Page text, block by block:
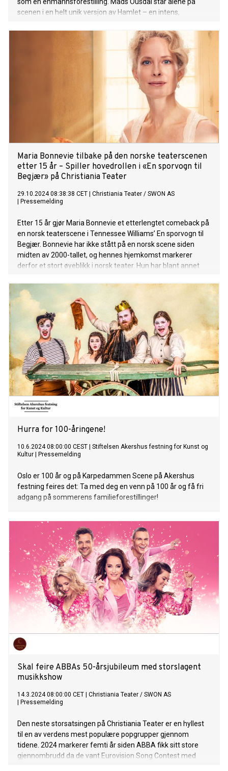
som en énmannsforestilling. Mads Ousdal står alene på
scenen i en helt unik versjon av Hamlet – en intens,
setter skuespilleren på prøve. Med Erik Ulfsby på regi gir
Christiania Teater en helt ny retning for Shakespeares
tidløse tragedie i det Ousdal omtaler som den mest
krevende oppgaven han noen gang har hatt. Forestillingen
har premiere 11. september.
Maria Bonnevie tilbake på den norske teaterscenen
etter 15 år – Spiller hovedrollen i «En sporvogn til
Begjær» på Christiania Teater
29.10.2024 08:38:38 CET
Christiania Teater / SWON AS
Pressemelding
Etter 15 år gjør Maria Bonnevie et etterlengtet comeback på
en norsk teaterscene i Tennessee Williams’ En sporvogn til
Begjær. Bonnevie har ikke stått på en norsk scene siden
midten av 2000-tallet, og hennes hjemkomst markerer
derfor et stort øyeblikk i norsk teater. Hun har blant annet
Julie på Dramaten i Stockholm, der hun er ansatt, i tillegg til
kritikerroste filmroller. Nå vender hun tilbake til moderlandet
for å portrettere Blanche DuBois, en av teaterhistoriens
mest krevende kvinneskikkelser, når klassikeren har
premiere på Christiania Teater 19. februar.
Hurra for 100-åringene!
10.6.2024 08:00:00 CEST
Stiftelsen Akershus festning for Kunst og
Kultur
Pressemelding
Oslo er 100 år og på Karpedammen Scene på Akershus
festning feires det: Ta med deg en venn på 100 år og få fri
adgang på sommerens familieforestillinger!
Skal feire ABBAs 50-årsjubileum med storslagent
musikkshow
14.3.2024 08:00:00 CET
Christiania Teater / SWON AS
Pressemelding
Den neste storsatsingen på Christiania Teater er en hyllest
til en av verdens mest populære popgrupper gjennom
tidene. 2024 markerer femti år siden ABBA fikk sitt store
gjennombrudd da de vant Eurovision Song Contest med